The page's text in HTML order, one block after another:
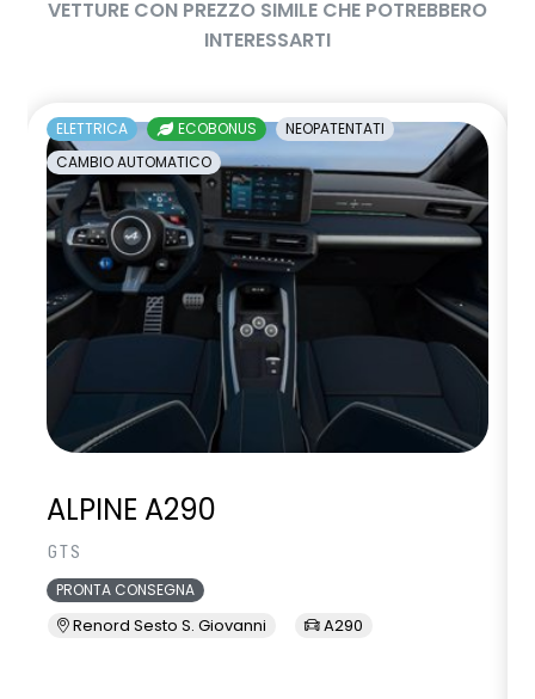
VETTURE CON PREZZO SIMILE CHE POTREBBERO
INTERESSARTI
ELETTRICA ECOBONUS
NEOPATENTATI
CAMBIO AUTOMATICO
ALPINE A290
GTS
PRONTA CONSEGNA
Renord Sesto S. Giovanni A290